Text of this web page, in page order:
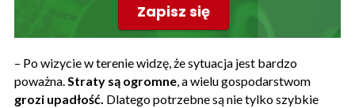
Zapisz się
– Po wizycie w terenie widzę, że sytuacja jest bardzo
poważna. Straty są ogromne , a wielu gospodarstwom
grozi upadłość. Dlatego potrzebne są nie tylko szybkie